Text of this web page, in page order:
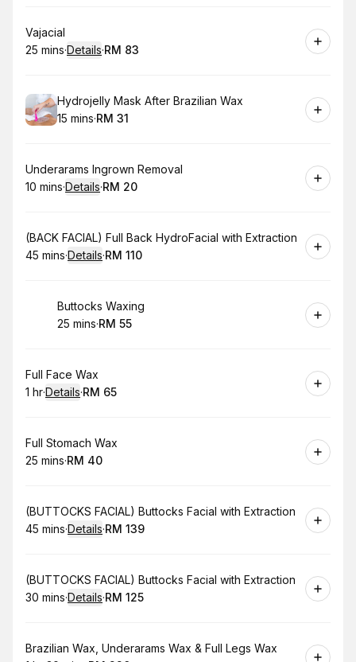
Book
Vajacial
.Duration:
25 mins·Details·
.Price
RM 83
Book
Hydrojelly Mask After Brazilian Wax
.Duration :
15 mins·
.Price
RM 31
Book
Underarams Ingrown Removal
.Duration:
10 mins·Details·
.Price
RM 20
Book
(BACK FACIAL) Full Back HydroFacial with Extraction
.Duration:
45 mins·Details·
.Price
RM 110
Book
Buttocks Waxing
.Duration
25 mins·
.Price
RM 55
Book
Full Face Wax
. Duration:
1 hr·Details·
.Price
RM 65
Book
Full Stomach Wax
.Duration
25 mins·
.Price
RM 40
Book
(BUTTOCKS FACIAL) Buttocks Facial with Extraction
.Duration:
45 mins·Details·
.Price:
RM 139
Book
(BUTTOCKS FACIAL) Buttocks Facial with Extraction
.Duration:
30 mins·Details·
.Price:
RM 125
Book
Brazilian Wax, Underarams Wax & Full Legs Wax